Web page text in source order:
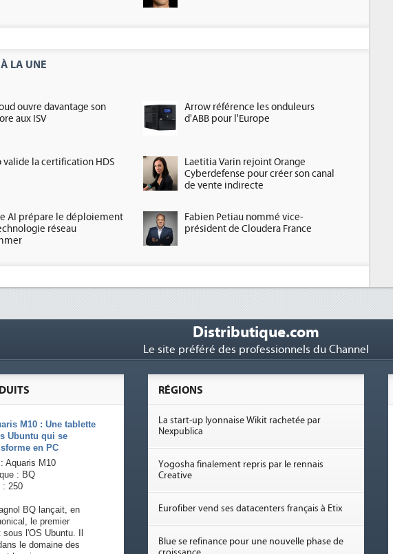
À LA UNE
ouvre davantage son
aux ISV
Arrow référence les onduleurs
d'ABB pour l'Europe
valide la certification HDS
Laetitia Varin rejoint Orange
Cyberdefense pour créer son canal
de vente indirecte
AI prépare le déploiement
réseau
Fabien Petiau nommé vice-
président de Cloudera France
Distributique.com
Le site préféré des professionnels du Channel
M10 : Une tablette
Ubuntu qui se
en PC
Aquaris M10
: BQ
: 250
BQ lançait, en
le premier
l'OS Ubuntu. Il
le domaine des
RÉGIONS
La start-up lyonnaise Wikit rachetée par
Nexpublica
Yogosha finalement repris par le rennais
Creative
Eurofiber vend ses datacenters français à Etix
Blue se refinance pour une nouvelle phase de